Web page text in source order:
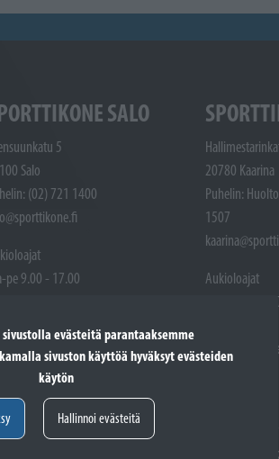
evästeitä parantaaksemme
sivuston käyttöä hyväksyt evästeiden
käytön
Hallinnoi evästeitä
SALO
5
Salo
(02) 721 1400
pe 9.00 - 17.00
suljettuna
(02) 721 1407
vastaanotto: 02 7211405
20780 Kaarina
Puhelin:
1507
Aukioloajat
ma-pe 9.00 -
Pyhäpäivät
Varaosat: